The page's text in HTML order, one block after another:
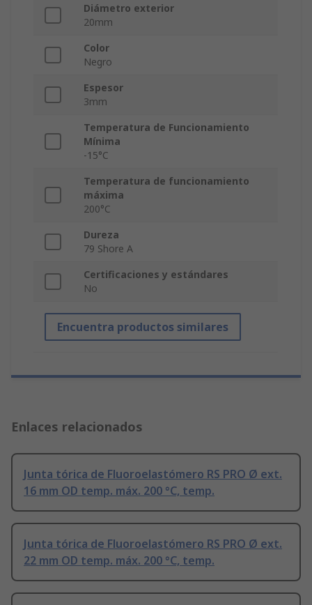
Diámetro exterior
20mm
Color
Negro
Espesor
3mm
Temperatura de Funcionamiento
Mínima
-15°C
Temperatura de funcionamiento
máxima
200°C
Dureza
79 Shore A
Certificaciones y estándares
No
Encuentra productos similares
Enlaces relacionados
Junta tórica de Fluoroelastómero RS PRO Ø ext.
16 mm OD temp. máx. 200 °C, temp.
Junta tórica de Fluoroelastómero RS PRO Ø ext.
22 mm OD temp. máx. 200 °C, temp.